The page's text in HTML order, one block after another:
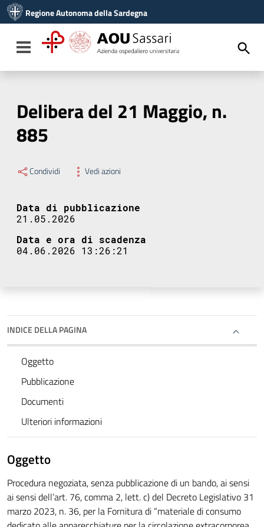
Vai al menu di navigazione
Vai al footer
Regione Autonoma della Sardegna
Toggle navigation
Delibera del 21 Maggio, n.
885
Condividi Vedi azioni
Data di pubblicazione
21.05.2026
Data e ora di scadenza
04.06.2026 13:26:21
INDICE DELLA PAGINA
Oggetto
Pubblicazione
Documenti
Ulteriori informazioni
Oggetto
Procedura negoziata, senza pubblicazione di un bando, ai sensi
ai sensi dell’art. 76, comma 2, lett. c) del Decreto Legislativo 31
marzo 2023, n. 36, per la Fornitura di “materiale di consumo